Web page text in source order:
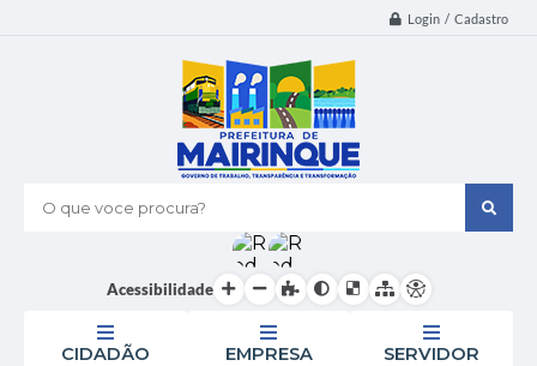
Login / Cadastro
O que voce procura?
Acessibilidade
CIDADÃO EMPRESA SERVIDOR